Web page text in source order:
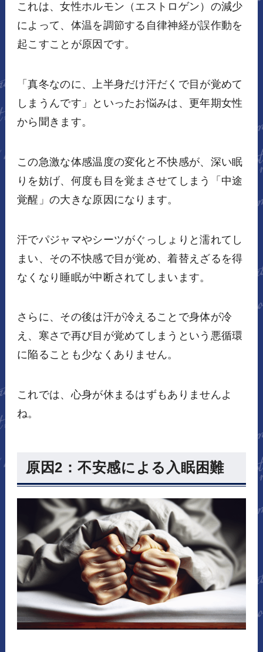
これは、女性ホルモン（エストロゲン）の減少
によって、体温を調節する自律神経が誤作動を
起こすことが原因です。
「真冬なのに、上半身だけ汗だくで目が覚めて
しまうんです」といったお悩みは、更年期女性
から聞きます。
この急激な体感温度の変化と不快感が、深い眠
りを妨げ、何度も目を覚まさせてしまう「中途
覚醒」の大きな原因になります。
汗でパジャマやシーツがぐっしょりと濡れてし
まい、その不快感で目が覚め、着替えざるを得
なくなり睡眠が中断されてしまいます。
さらに、その後は汗が冷えることで身体が冷
え、寒さで再び目が覚めてしまうという悪循環
に陥ることも少なくありません。
これでは、心身が休まるはずもありませんよ
ね。
原因2：不安感による入眠困難